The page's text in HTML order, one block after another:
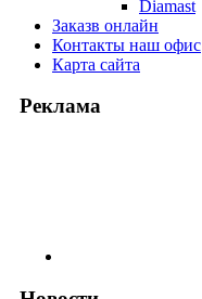
Diamast
Заказв онлайн
Контакты наш офис
Карта сайта
Реклама